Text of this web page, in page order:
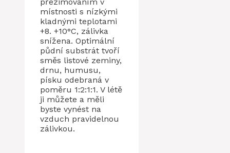
místnosti s nízkými
kladnými teplotami
+8. +10°C, zálivka
snížena. Optimální
půdní substrát tvoří
směs listové zeminy,
drnu, humusu,
písku odebraná v
poměru 1:2:1:1. V létě
ji můžete a měli
byste vynést na
vzduch pravidelnou
zálivkou.